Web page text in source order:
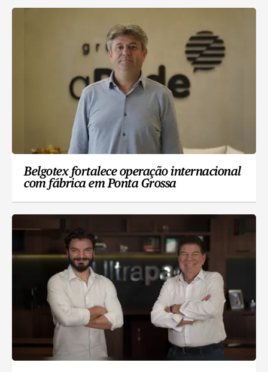
Belgotex fortalece operação internacional
com fábrica em Ponta Grossa